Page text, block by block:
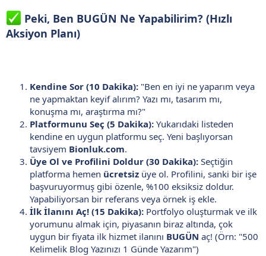
Peki, Ben BUGÜN Ne Yapabilirim? (Hızlı
Aksiyon Planı)
Kendine Sor (10 Dakika): "Ben en iyi ne yaparım veya
ne yapmaktan keyif alırım? Yazı mı, tasarım mı,
konuşma mı, araştırma mı?"
Platformunu Seç (5 Dakika): Yukarıdaki listeden
kendine en uygun platformu seç. Yeni başlıyorsan
tavsiyem Bionluk.com.
Üye Ol ve Profilini Doldur (30 Dakika): Seçtiğin
platforma hemen ücretsiz üye ol. Profilini, sanki bir işe
başvuruyormuş gibi özenle, %100 eksiksiz doldur.
Yapabiliyorsan bir referans veya örnek iş ekle.
İlk İlanını Aç! (15 Dakika): Portfolyo oluşturmak ve ilk
yorumunu almak için, piyasanın biraz altında, çok
uygun bir fiyata ilk hizmet ilanını BUGÜN aç! (Örn: "500
Kelimelik Blog Yazınızı 1 Günde Yazarım")